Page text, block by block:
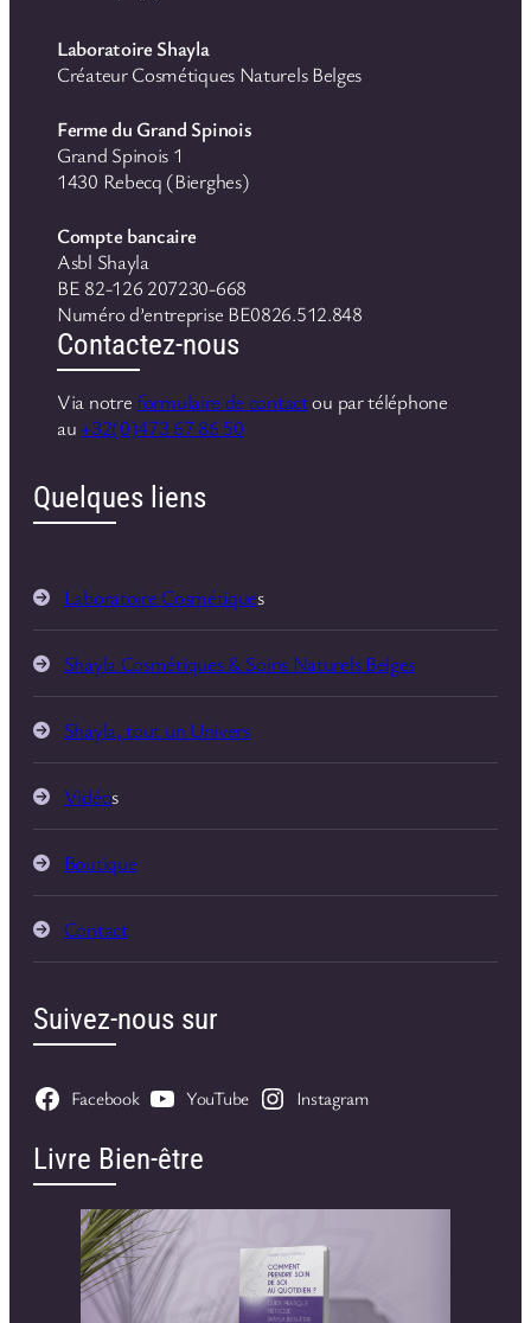
Laboratoire Shayla
Créateur Cosmétiques Naturels Belges
Ferme du Grand Spinois
Grand Spinois 1
1430 Rebecq (Bierghes)
Compte bancaire
Asbl Shayla
BE 82-126 207230-668
Numéro d’entreprise BE0826.512.848
Contactez-nous
Via notreformulaire de contactou par téléphone
au +32(0)473 67 86 50
Quelques liens
Laboratoire Cosmétiques
Shayla Cosmétiques & Soins Naturels Belges
Shayla, tout un Univers
Vidéos
Boutique
Contact
Suivez-nous sur
Facebook YouTube Instagram
Livre Bien-être